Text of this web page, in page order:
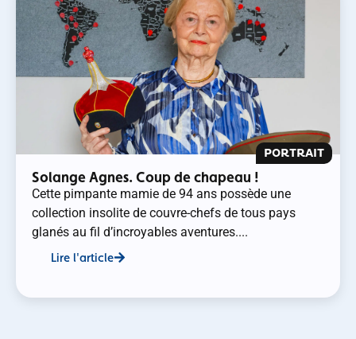
PORTRAIT
Solange Agnes. Coup de chapeau !
Cette pimpante mamie de 94 ans possède une
collection insolite de couvre-chefs de tous pays
glanés au fil d’incroyables aventures....
Lire l'article